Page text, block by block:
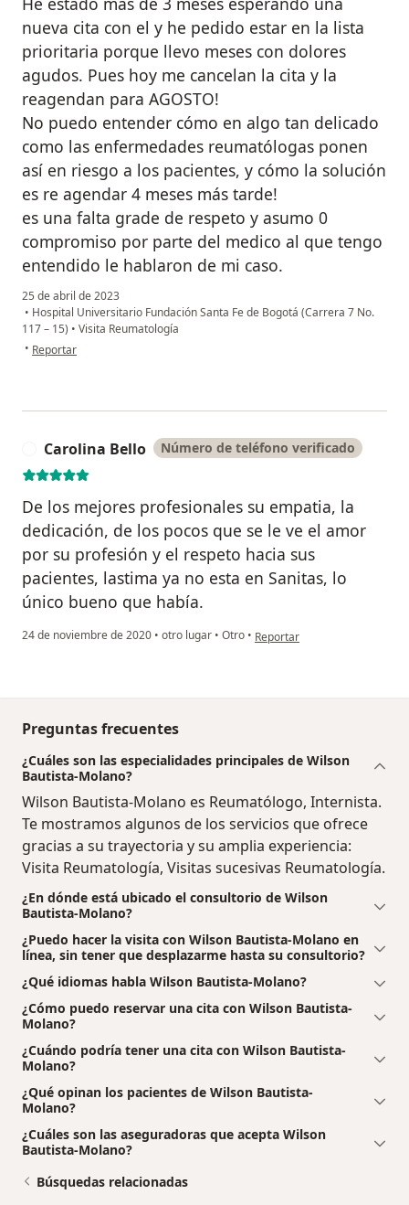
nueva cita con el y he pedido estar en la lista
prioritaria porque llevo meses con dolores
agudos. Pues hoy me cancelan la cita y la
reagendan para AGOSTO!
No puedo entender cómo en algo tan delicado
como las enfermedades reumatólogas ponen
así en riesgo a los pacientes, y cómo la solución
es re agendar 4 meses más tarde!
es una falta grade de respeto y asumo 0
compromiso por parte del medico al que tengo
entendido le hablaron de mi caso.
25 de abril de 2023
• Hospital Universitario Fundación Santa Fe de Bogotá (Carrera 7 No.
117 – 15) • Visita Reumatología
• en opinión del usuario Paciente
Reportar
Carolina Bello Número de teléfono verificado
De los mejores profesionales su empatia, la
dedicación, de los pocos que se le ve el amor
por su profesión y el respeto hacia sus
pacientes, lastima ya no esta en Sanitas, lo
único bueno que había.
24 de noviembre de 2020 • otro lugar • Otro • en opinión del usuario
Reportar
Preguntas frecuentes
¿Cuáles son las especialidades principales de Wilson
Bautista-Molano?
Wilson Bautista-Molano es Reumatólogo, Internista.
Te mostramos algunos de los servicios que ofrece
gracias a su trayectoria y su amplia experiencia:
Visita Reumatología, Visitas sucesivas Reumatología.
¿En dónde está ubicado el consultorio de Wilson
Bautista-Molano?
¿Puedo hacer la visita con Wilson Bautista-Molano en
línea, sin tener que desplazarme hasta su consultorio?
¿Qué idiomas habla Wilson Bautista-Molano?
¿Cómo puedo reservar una cita con Wilson Bautista-
Molano?
¿Cuándo podría tener una cita con Wilson Bautista-
Molano?
¿Qué opinan los pacientes de Wilson Bautista-
Molano?
¿Cuáles son las aseguradoras que acepta Wilson
Bautista-Molano?
Búsquedas relacionadas